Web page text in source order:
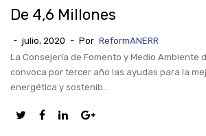
De 4,6 Millones
- julio, 2020 - Por ReformANERR
La Consejería de Fomento y Medio Ambiente
convoca por tercer año las ayudas para la
energética y sostenib...